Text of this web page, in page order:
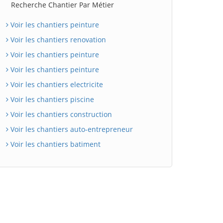
Recherche Chantier Par Métier
Voir les chantiers peinture
Voir les chantiers renovation
Voir les chantiers peinture
Voir les chantiers peinture
Voir les chantiers electricite
Voir les chantiers piscine
Voir les chantiers construction
Voir les chantiers auto-entrepreneur
Voir les chantiers batiment